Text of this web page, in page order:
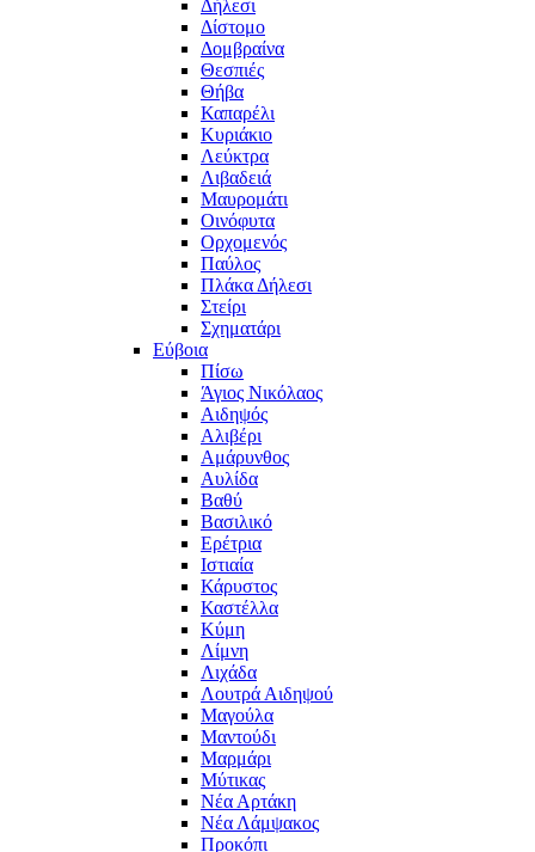
Δήλεσι
Δίστομο
Δομβραίνα
Θεσπιές
Θήβα
Καπαρέλι
Κυριάκιο
Λεύκτρα
Λιβαδειά
Μαυρομάτι
Οινόφυτα
Ορχομενός
Παύλος
Πλάκα Δήλεσι
Στείρι
Σχηματάρι
Εύβοια
Πίσω
Άγιος Νικόλαος
Αιδηψός
Αλιβέρι
Αμάρυνθος
Αυλίδα
Βαθύ
Βασιλικό
Ερέτρια
Ιστιαία
Κάρυστος
Καστέλλα
Κύμη
Λίμνη
Λιχάδα
Λουτρά Αιδηψού
Μαγούλα
Μαντούδι
Μαρμάρι
Μύτικας
Νέα Αρτάκη
Νέα Λάμψακος
Προκόπι